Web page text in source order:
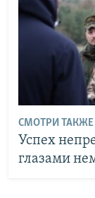
СМОТРИ ТАКЖЕ
Успех
глазами